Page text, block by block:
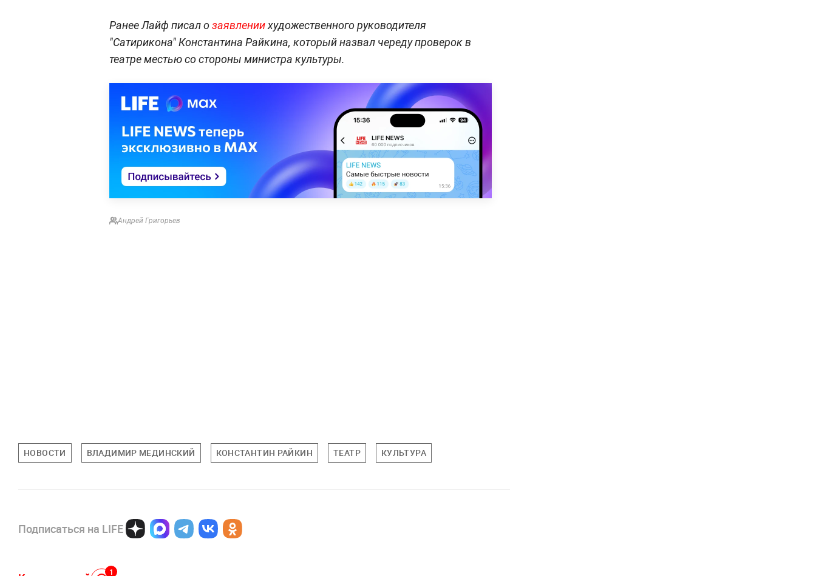
Ранее Лайф писал озаявлениихудожественного руководителя
"Сатирикона" Константина Райкина, который назвал череду проверок в
театре местью со стороны министра культуры.
Андрей Григорьев
НОВОСТИ ВЛАДИМИР МЕДИНСКИЙ КОНСТАНТИН РАЙКИН ТЕАТР КУЛЬТУРА
Подписаться на LIFE
1